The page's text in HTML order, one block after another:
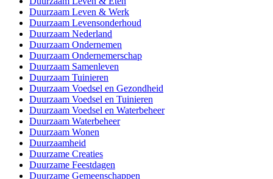
Duurzaam Leven & Werk
Duurzaam Levensonderhoud
Duurzaam Nederland
Duurzaam Ondernemen
Duurzaam Ondernemerschap
Duurzaam Samenleven
Duurzaam Tuinieren
Duurzaam Voedsel en Gezondheid
Duurzaam Voedsel en Tuinieren
Duurzaam Voedsel en Waterbeheer
Duurzaam Waterbeheer
Duurzaam Wonen
Duurzaamheid
Duurzame Creaties
Duurzame Feestdagen
Duurzame Gemeenschappen